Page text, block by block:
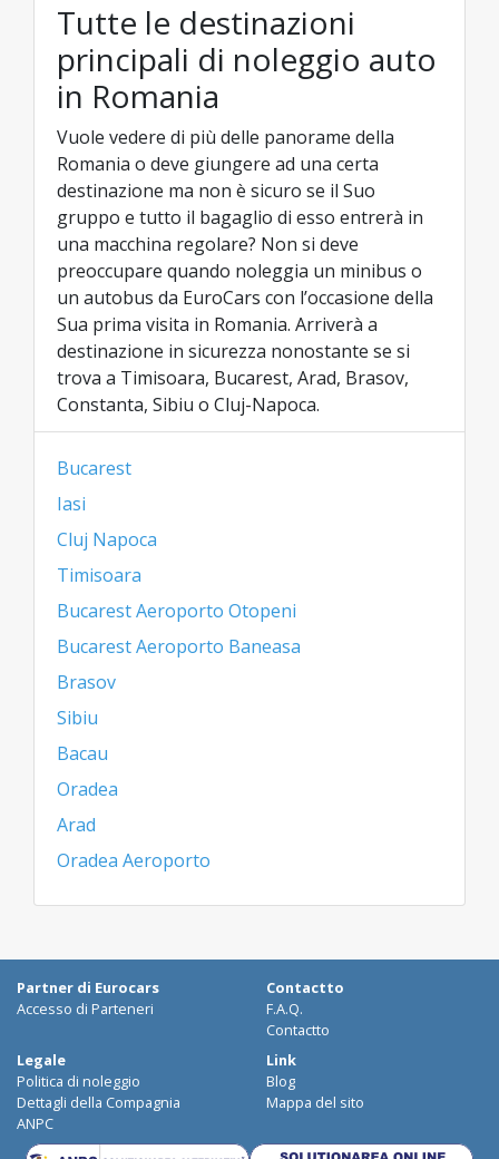
Tutte le destinazioni
principali di noleggio auto
in Romania
Vuole vedere di più delle panorame della
Romania o deve giungere ad una certa
destinazione ma non è sicuro se il Suo
gruppo e tutto il bagaglio di esso entrerà in
una macchina regolare? Non si deve
preoccupare quando noleggia un minibus o
un autobus da EuroCars con l’occasione della
Sua prima visita in Romania. Arriverà a
destinazione in sicurezza nonostante se si
trova a Timisoara, Bucarest, Arad, Brasov,
Constanta, Sibiu o Cluj-Napoca.
Bucarest
Iasi
Cluj Napoca
Timisoara
Bucarest Aeroporto Otopeni
Bucarest Aeroporto Baneasa
Brasov
Sibiu
Bacau
Oradea
Arad
Oradea Aeroporto
Partner di Eurocars
Accesso di Parteneri
Contactto
F.A.Q.
Contactto
Legale
Politica di noleggio
Dettagli della Compagnia
ANPC
Link
Blog
Mappa del sito